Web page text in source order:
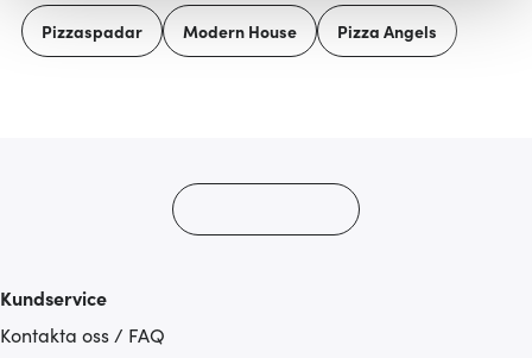
ska anpassas efter det som vi tror att du tycker om. Det
gör också att vi kan analysera vår trafik och göra
Pizzaspadar Modern House Pizza Angels
Kundservice
Kontakta oss / FAQ